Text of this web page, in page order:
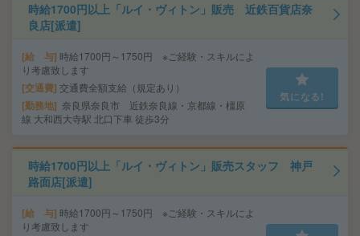
時給1700円以上「ルイ・ヴィトン」販売 近鉄百貨店奈
良店[派遣]
給 与 時給1700円～1750円 ※ご経験・スキルによ
り考慮致します
交通費 交通費全額支給（規定あり）
勤務地
奈良県奈良市 近鉄奈良線・京都線・橿原
線 大和西大寺駅 北口下車 徒歩3分
気になる!
時給1700円以上「ルイ・ヴィトン」販売スタッフ 神戸
路面店[派遣]
給 与 時給1700円～1750円 ※ご経験・スキルによ
り考慮致します